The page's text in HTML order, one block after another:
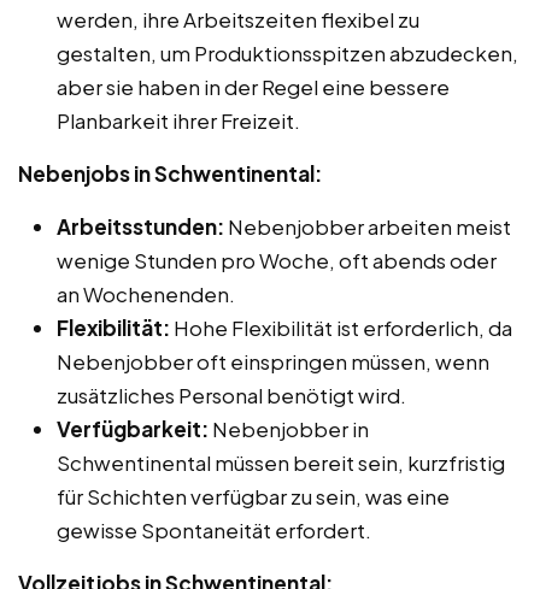
werden, ihre Arbeitszeiten flexibel zu
gestalten, um Produktionsspitzen abzudecken,
aber sie haben in der Regel eine bessere
Planbarkeit ihrer Freizeit.
Nebenjobs in Schwentinental:
Arbeitsstunden: Nebenjobber arbeiten meist
wenige Stunden pro Woche, oft abends oder
an Wochenenden.
Flexibilität: Hohe Flexibilität ist erforderlich, da
Nebenjobber oft einspringen müssen, wenn
zusätzliches Personal benötigt wird.
Verfügbarkeit: Nebenjobber in
Schwentinental müssen bereit sein, kurzfristig
für Schichten verfügbar zu sein, was eine
gewisse Spontaneität erfordert.
Vollzeitjobs in Schwentinental: